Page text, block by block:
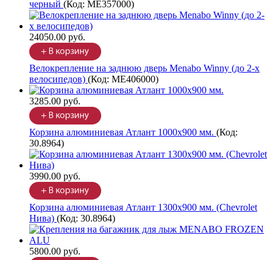
черный (Код: ME357000)
24050.00 руб.
Велокрепление на заднюю дверь Menabo Winny (до 2-х
велосипедов) (Код: ME406000)
3285.00 руб.
Корзина алюминиевая Атлант 1000х900 мм. (Код:
30.8964)
3990.00 руб.
Корзина алюминиевая Атлант 1300х900 мм. (Chevrolet
Нива) (Код: 30.8964)
5800.00 руб.